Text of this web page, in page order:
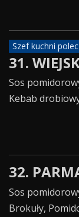
Szef kuchni
31.
Sos
Kebab
32.
Sos
Brokuły,